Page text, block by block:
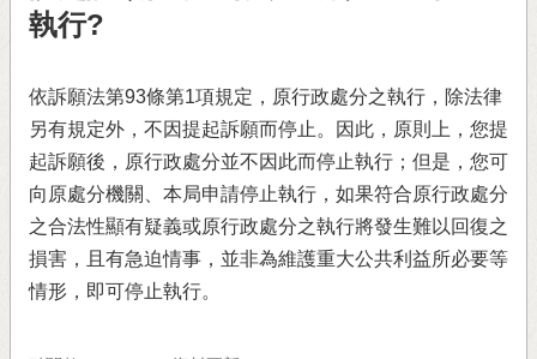
執行?
依訴願法第93條第1項規定，原行政處分之執行，除法律
另有規定外，不因提起訴願而停止。因此，原則上，您提
起訴願後，原行政處分並不因此而停止執行；但是，您可
向原處分機關、本局申請停止執行，如果符合原行政處分
之合法性顯有疑義或原行政處分之執行將發生難以回復之
損害，且有急迫情事，並非為維護重大公共利益所必要等
情形，即可停止執行。